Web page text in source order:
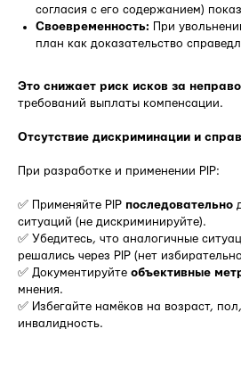
согласия с его содержанием)
Своевременность: При
план как доказательство
Это снижает риск исков за
требований выплаты компенсации.
Отсутствие дискриминации и
При разработке и применении PIP:
✅ Применяйте PIP последовательно
ситуаций (не дискриминируйте).
✅ Убедитесь, что аналогичные
решались через PIP (нет
✅ Документируйте объективные
мнения.
✅ Избегайте намёков на возраст,
инвалидность.